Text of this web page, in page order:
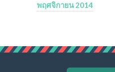
พฤศจิกายน 2014